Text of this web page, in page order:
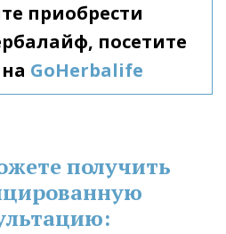
приобрести
посетите
GoHerbalife
получить